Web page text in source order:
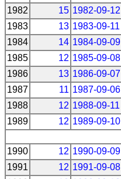
1982
15 1982-09-12
1983
13 1983-09-11
1984
14 1984-09-09
1985
12 1985-09-08
1986
13 1986-09-07
1987
11 1987-09-06
1988
12 1988-09-11
1989
12 1989-09-10
1990 12 1990-09-09
1991
12 1991-09-08